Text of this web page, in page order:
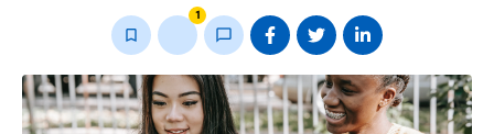
bookmark_border
1
chat_bubble_outline